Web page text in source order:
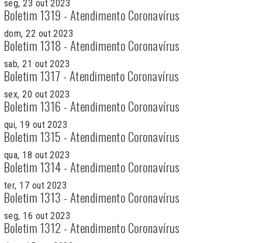
seg, 23 out 2023
Boletim 1319 - Atendimento Coronavírus
dom, 22 out 2023
Boletim 1318 - Atendimento Coronavírus
sab, 21 out 2023
Boletim 1317 - Atendimento Coronavírus
sex, 20 out 2023
Boletim 1316 - Atendimento Coronavírus
qui, 19 out 2023
Boletim 1315 - Atendimento Coronavírus
qua, 18 out 2023
Boletim 1314 - Atendimento Coronavírus
ter, 17 out 2023
Boletim 1313 - Atendimento Coronavírus
seg, 16 out 2023
Boletim 1312 - Atendimento Coronavírus